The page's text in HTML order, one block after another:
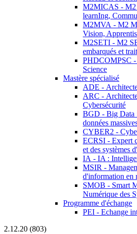
M2MICAS -
learnIng,
M2MVA - M2
Vision,
M2SETI - M2
embarqués et
PHDCOMPSC
Science
Mastère spécialisé
ADE -
ARC -
Cybersécurité
BGD - Big Data
données
CYBER2 -
ECRSI - Expert
et des systèmes
IA - IA :
MSIR -
d'information en
SMOB - Smart
Numérique des
Programme d'échange
PEI - Echange
2.12.20 (803)